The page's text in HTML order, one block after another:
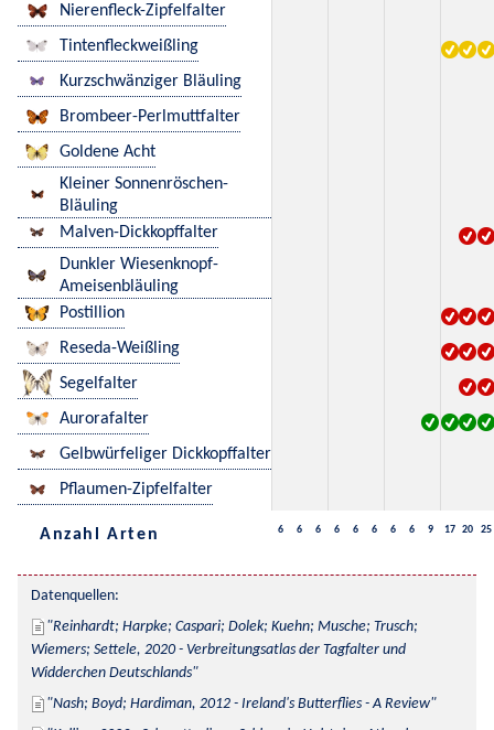
Nierenfleck-Zipfelfalter
Tintenfleckweißling
Kurzschwänziger Bläuling
Brombeer-Perlmuttfalter
Goldene Acht
Kleiner Sonnenröschen-
Bläuling
Malven-Dickkopffalter
Dunkler Wiesenknopf-
Ameisenbläuling
Postillion
Reseda-Weißling
Segelfalter
Aurorafalter
Gelbwürfeliger Dickkopffalter
Pflaumen-Zipfelfalter
Anzahl Arten 6 6 6 6 6 6 6 6 9 17 20 25
Datenquellen:
Reinhardt; Harpke; Caspari; Dolek; Kuehn; Musche; Trusch;
Wiemers; Settele, 2020 - Verbreitungsatlas der Tagfalter und
Widderchen Deutschlands
Nash; Boyd; Hardiman, 2012 - Ireland's Butterflies - A Review